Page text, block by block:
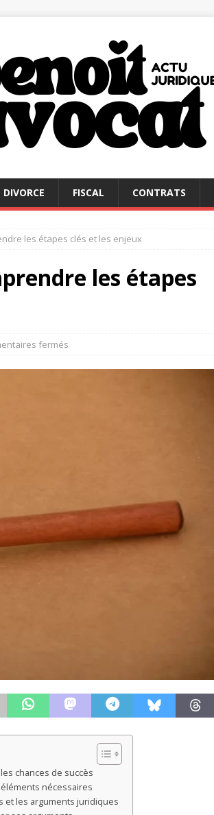
DIVORCE FISCAL CONTRATS
les étapes clés et les enjeux
les étapes
fermés
chances de succès
nécessaires
et les arguments juridiques